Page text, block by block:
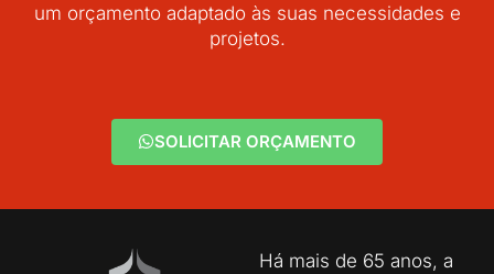
um orçamento adaptado às suas necessidades e
projetos.
SOLICITAR ORÇAMENTO
Há mais de 65 anos, a